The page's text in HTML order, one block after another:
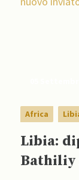
Africa
Libia:
Bathiliy